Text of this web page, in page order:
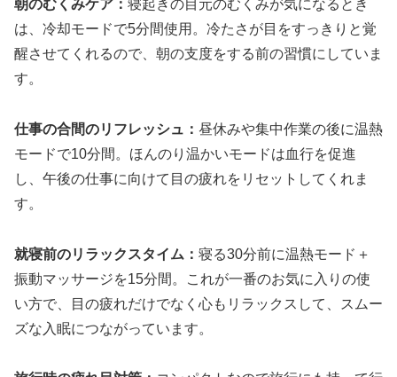
朝のむくみケア： 寝起きの目元のむくみが気になるとき
は、冷却モードで5分間使用。冷たさが目をすっきりと覚
醒させてくれるので、朝の支度をする前の習慣にしていま
す。
仕事の合間のリフレッシュ： 昼休みや集中作業の後に温熱
モードで10分間。ほんのり温かいモードは血行を促進
し、午後の仕事に向けて目の疲れをリセットしてくれま
す。
就寝前のリラックスタイム： 寝る30分前に温熱モード＋
振動マッサージを15分間。これが一番のお気に入りの使
い方で、目の疲れだけでなく心もリラックスして、スムー
ズな入眠につながっています。